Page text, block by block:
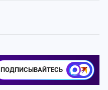
ПОДПИСЫВАЙТЕСЬ